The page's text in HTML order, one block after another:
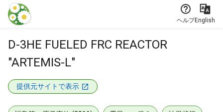
本文に飛ぶ
ヘルプEnglish
D-3HE FUELED FRC REACTOR
"ARTEMIS-L"
提供元サイトで表示